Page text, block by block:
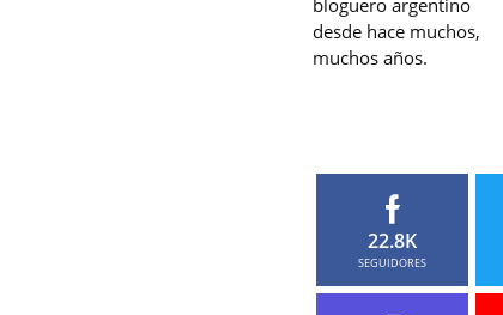
desde hace muchos,
muchos años.
22.8K
SEGUIDORES